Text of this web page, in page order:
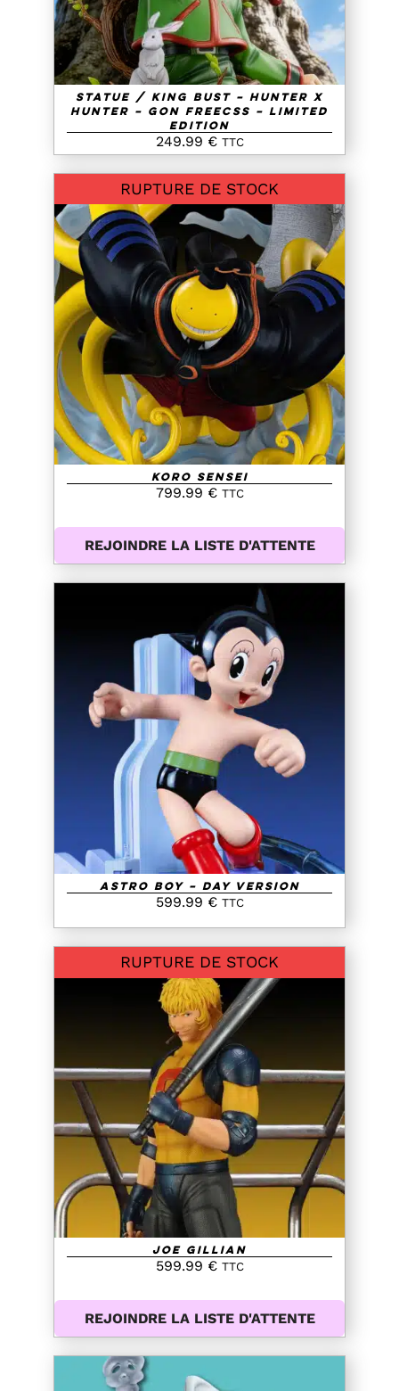
Statue / King Bust – Hunter X
Hunter – Gon Freecss – Limited
Edition
249.99 € TTC
RUPTURE DE STOCK
DETAILS
Koro Sensei
799.99 € TTC
REJOINDRE LA LISTE D'ATTENTE
AJOUTER AU PANIER
/
Astro Boy – Day Version
599.99 € TTC
RUPTURE DE STOCK
DETAILS
Joe Gillian
599.99 € TTC
REJOINDRE LA LISTE D'ATTENTE